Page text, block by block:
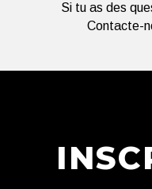
Si tu as des
Contacte-